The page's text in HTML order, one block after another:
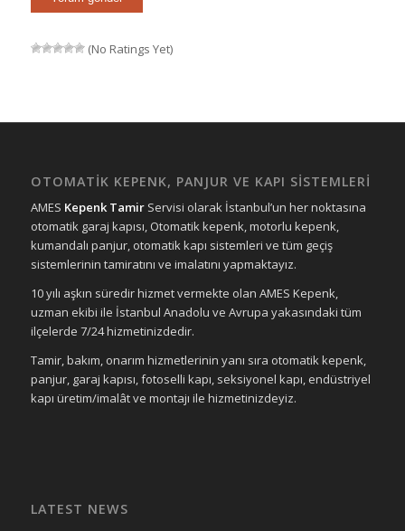
(No Ratings Yet)
OTOMATİK KEPENK, PANJUR VE KAPI SİSTEMLERİ
AMES Kepenk Tamir Servisi olarak İstanbul’un her noktasına
otomatik garaj kapısı, Otomatik kepenk, motorlu kepenk,
kumandalı panjur, otomatik kapı sistemleri ve tüm geçiş
sistemlerinin tamiratını ve imalatını yapmaktayız.
10 yılı aşkın süredir hizmet vermekte olan AMES Kepenk,
uzman ekibi ile İstanbul Anadolu ve Avrupa yakasındaki tüm
ilçelerde 7/24 hizmetinizdedir.
Tamir, bakım, onarım hizmetlerinin yanı sıra otomatik kepenk,
panjur, garaj kapısı, fotoselli kapı, seksiyonel kapı, endüstriyel
kapı üretim/imalât ve montajı ile hizmetinizdeyiz.
LATEST NEWS